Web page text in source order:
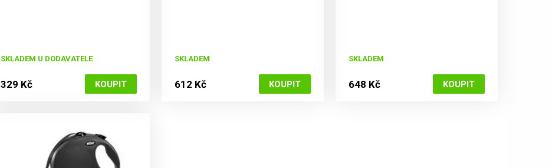
SKLADEM U DODAVATELE
329 Kč
SKLADEM
612 Kč
SKLADEM
648 Kč